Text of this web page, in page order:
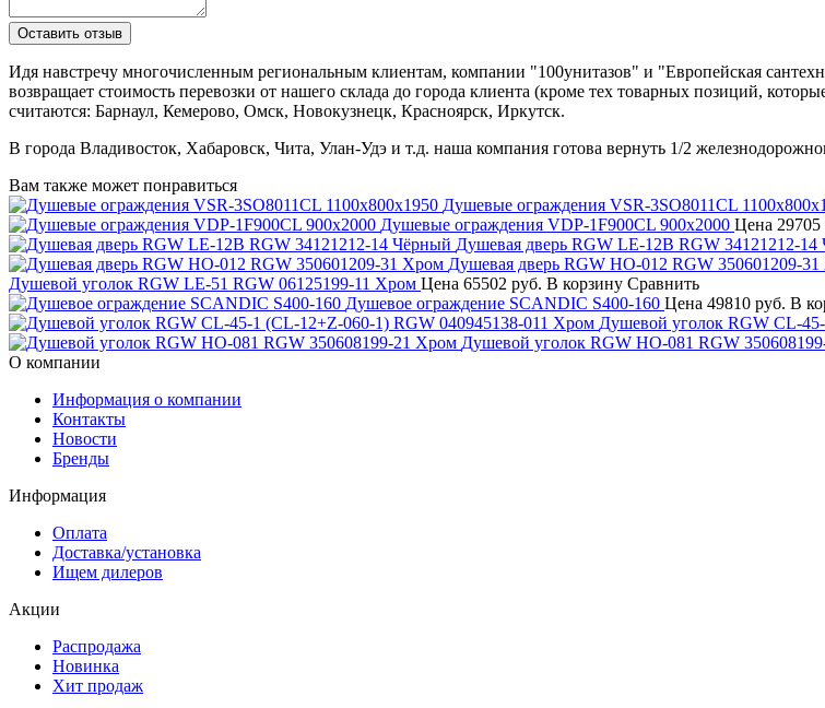
Идя навстречу многочисленным региональным клиентам, компании "100унитазов" и "Европейская
возвращает стоимость перевозки от нашего склада до города клиента (кроме тех товарных позиций,
считаются: Барнаул, Кемерово, Омск, Новокузнецк, Красноярск, Иркутск.
В города Владивосток, Хабаровск, Чита, Улан-Удэ и т.д. наша компания готова вернуть 1/2
Вам также может понравиться
Душевые ограждения VSR-3SO8011CL
Душевые ограждения VDP-1F900CL 900x2000 Цена 29705
Душевая дверь RGW LE-12B RGW 34121212-14
Душевая дверь RGW HO-012 RGW 350601209-
Душевой уголок RGW LE-51 RGW 06125199-11 Хром Цена 65502 руб. В корзину Сравнить
Душевое ограждение SCANDIC S400-160 Цена 49810 руб. В
Душевой уголок RGW CL-
Душевой уголок RGW HO-081 RGW
О компании
Информация о компании
Контакты
Новости
Бренды
Информация
Оплата
Доставка/установка
Ищем дилеров
Акции
Распродажа
Новинка
Хит продаж